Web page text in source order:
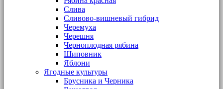
Слива
Сливово-вишневый гибрид
Черемуха
Черешня
Черноплодная рябина
Шиповник
Яблони
Ягодные культуры
Брусника и Черника